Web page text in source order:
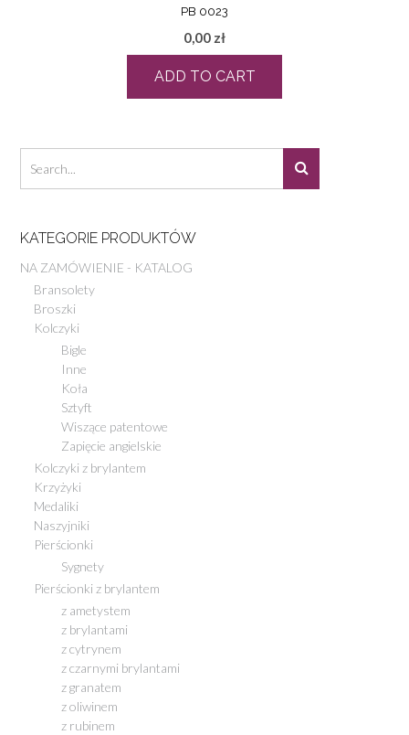
PB 0023
0,00 zł
ADD TO CART
KATEGORIE PRODUKTÓW
NA ZAMÓWIENIE - KATALOG
Bransolety
Broszki
Kolczyki
Bigle
Inne
Koła
Sztyft
Wiszące patentowe
Zapięcie angielskie
Kolczyki z brylantem
Krzyżyki
Medaliki
Naszyjniki
Pierścionki
Sygnety
Pierścionki z brylantem
z ametystem
z brylantami
z cytrynem
z czarnymi brylantami
z granatem
z oliwinem
z rubinem